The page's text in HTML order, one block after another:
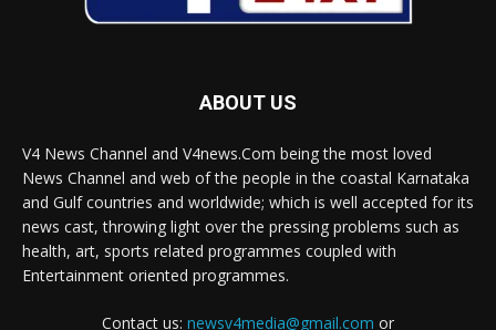
ABOUT US
V4 News Channel and V4news.Com being the most loved
News Channel and web of the people in the coastal Karnataka
and Gulf countries and worldwide; which is well accepted for its
news cast, throwing light over the pressing problems such as
health, art, sports related programmes coupled with
Entertainment oriented programmes.
Contact us: newsv4media@gmail.com or